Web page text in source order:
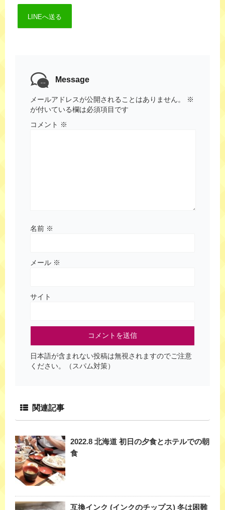
LINEへ送る
Message
メールアドレスが公開されることはありません。
※
が付いている欄は必須項目です
コメント ※
名前 ※
メール ※
サイト
日本語が含まれない投稿は無視されますのでご注意
ください。（スパム対策）
関連記事
2022.8 北海道 初日の夕食とホテルでの朝
食
互換インク (インクのチップス) 冬は困難